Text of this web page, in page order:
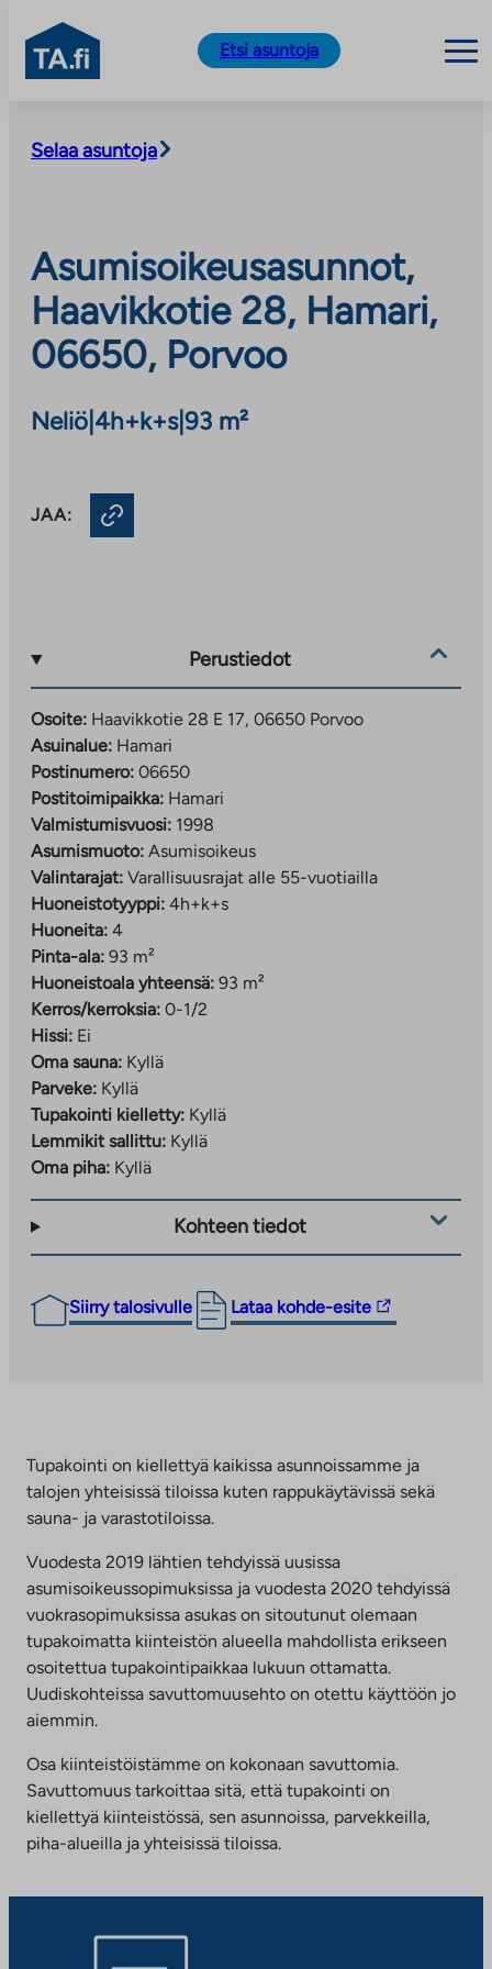
sisältöön
TA.fi
Etsi asuntoja
Selaa asuntoja
Asumisoikeusasunnot,
Haavikkotie 28, Hamari,
06650, Porvoo
Neliö 4h+k+s|93 m²
JAA:
Perustiedot
Osoite: Haavikkotie 28 E 17, 06650 Porvoo
Asuinalue: Hamari
Postinumero: 06650
Postitoimipaikka: Hamari
Valmistumisvuosi: 1998
Asumismuoto: Asumisoikeus
Valintarajat: Varallisuusrajat alle 55-vuotiailla
Huoneistotyyppi: 4h+k+s
Huoneita: 4
Pinta-ala: 93 m²
Huoneistoala yhteensä: 93 m²
Kerros/kerroksia: 0-1/2
Hissi: Ei
Oma sauna: Kyllä
Parveke: Kyllä
Tupakointi kielletty: Kyllä
Lemmikit sallittu: Kyllä
Oma piha: Kyllä
Kohteen tiedot
Siirry talosivulle Lataa kohde-esite
Linkki
vie
uuteen
välilehteen
Tupakointi on kiellettyä kaikissa asunnoissamme ja
talojen yhteisissä tiloissa kuten rappukäytävissä sekä
sauna- ja varastotiloissa.
Vuodesta 2019 lähtien tehdyissä uusissa
asumisoikeussopimuksissa ja vuodesta 2020 tehdyissä
vuokrasopimuksissa asukas on sitoutunut olemaan
tupakoimatta kiinteistön alueella mahdollista erikseen
osoitettua tupakointipaikkaa lukuun ottamatta.
Uudiskohteissa savuttomuusehto on otettu käyttöön jo
aiemmin.
Osa kiinteistöistämme on kokonaan savuttomia.
Savuttomuus tarkoittaa sitä, että tupakointi on
kiellettyä kiinteistössä, sen asunnoissa, parvekkeilla,
piha-alueilla ja yhteisissä tiloissa.